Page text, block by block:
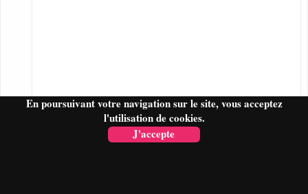
En poursuivant votre navigation sur le site, vous acceptez
l'utilisation de cookies.
J'accepte